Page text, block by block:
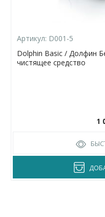
Артикул: D001-5
Dolphin Basic / Долфин
чистящее средство
1